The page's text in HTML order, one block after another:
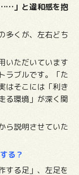
」と違和感を抱
多くが、左右どち
いただいています
ラブルです。「た
はそこには「利き
る環境」が深く関
ら説明させていた
る？
する足」、左足を